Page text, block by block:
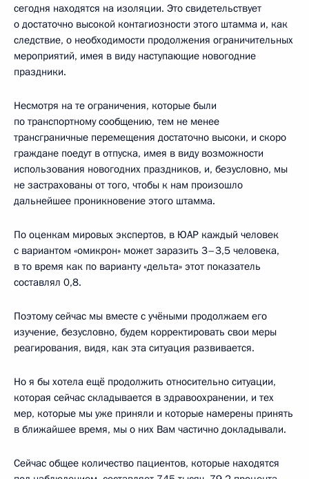
сегодня находятся на изоляции. Это свидетельствует
о достаточно высокой контагиозности этого штамма и, как
следствие, о необходимости продолжения ограничительных
мероприятий, имея в виду наступающие новогодние
праздники.
Несмотря на те ограничения, которые были
по транспортному сообщению, тем не менее
трансграничные перемещения достаточно высоки, и скоро
граждане поедут в отпуска, имея в виду возможности
использования новогодних праздников, и, безусловно, мы
не застрахованы от того, чтобы к нам произошло
дальнейшее проникновение этого штамма.
По оценкам мировых экспертов, в ЮАР каждый человек
с вариантом «омикрон» может заразить 3–3,5 человека,
в то время как по варианту «дельта» этот показатель
составлял 0,8.
Поэтому сейчас мы вместе с учёными продолжаем его
изучение, безусловно, будем корректировать свои меры
реагирования, видя, как эта ситуация развивается.
Но я бы хотела ещё продолжить относительно ситуации,
которая сейчас складывается в здравоохранении, и тех
мер, которые мы уже приняли и которые намерены принять
в ближайшее время, мы о них Вам частично докладывали.
Сейчас общее количество пациентов, которые находятся